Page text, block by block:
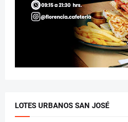
LOTES URBANOS SAN JOSÉ